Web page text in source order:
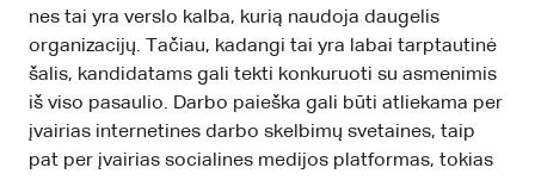
nes tai yra verslo kalba, kurią naudoja daugelis
organizacijų. Tačiau, kadangi tai yra labai tarptautinė
šalis, kandidatams gali tekti konkuruoti su asmenimis
iš viso pasaulio. Darbo paieška gali būti atliekama per
įvairias internetines darbo skelbimų svetaines, taip
pat per įvairias socialines medijos platformas, tokias